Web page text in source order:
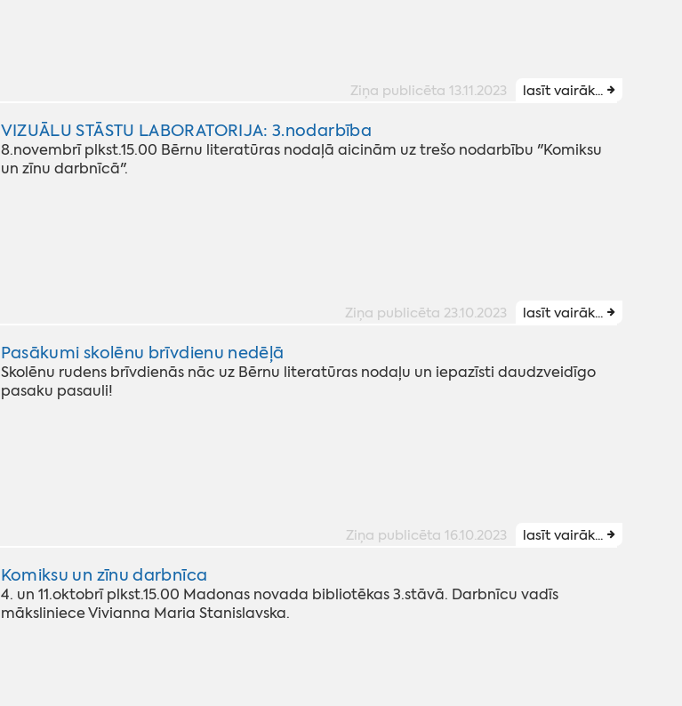
Ziņa publicēta 13.11.2023 lasīt vairāk...
VIZUĀLU STĀSTU LABORATORIJA: 3.nodarbība
8.novembrī plkst.15.00 Bērnu literatūras nodaļā aicinām uz trešo nodarbību "Komiksu
un zīnu darbnīcā".
Ziņa publicēta 23.10.2023 lasīt vairāk...
Pasākumi skolēnu brīvdienu nedēļā
Skolēnu rudens brīvdienās nāc uz Bērnu literatūras nodaļu un iepazīsti daudzveidīgo
pasaku pasauli!
Ziņa publicēta 16.10.2023 lasīt vairāk...
Komiksu un zīnu darbnīca
4. un 11.oktobrī plkst.15.00 Madonas novada bibliotēkas 3.stāvā. Darbnīcu vadīs
māksliniece Vivianna Maria Stanislavska.